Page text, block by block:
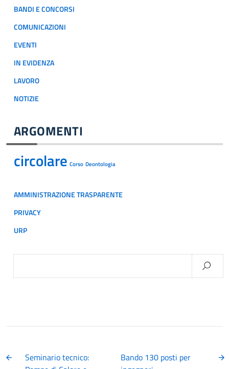
BANDI E CONCORSI
COMUNICAZIONI
EVENTI
IN EVIDENZA
LAVORO
NOTIZIE
ARGOMENTI
circolare Corso Deontologia
AMMINISTRAZIONE TRASPARENTE
PRIVACY
URP
Seminario tecnico:
Bando 130 posti per